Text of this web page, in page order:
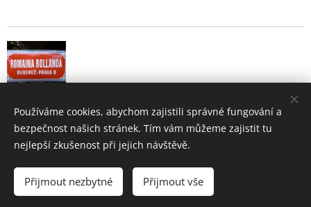
2004 - 2026 •
www.bubenec.eu
Používáme cookies, abychom zajistili správné fungování a
bezpečnost našich stránek. Tím vám můžeme zajistit tu
nejlepší zkušenost při jejich návštěvě.
Přijmout nezbytné Přijmout vše